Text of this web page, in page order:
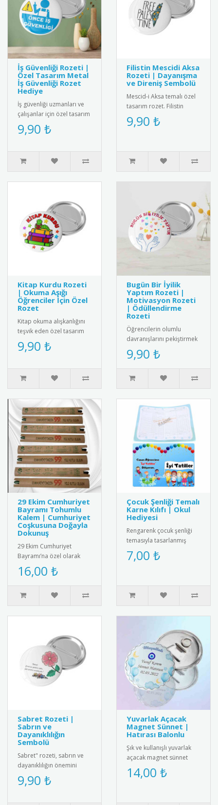
İş Güvenliği Rozeti |
Özel Tasarım Metal
İş Güvenliği Rozet
Hediye
İş güvenliği uzmanları ve
çalışanlar için özel tasarım
metal iş güvenliği rozeti.
Yüksek kaliteli me..
9,90 ₺
Filistin Mescidi Aksa
Rozeti | Dayanışma
ve Direniş Sembolü
Mescid-i Aksa temalı özel
tasarım rozet. Filistin
dayanışmasını simgeleyen
şık ve anlamlı bir aksesu..
9,90 ₺
Kitap Kurdu Rozeti
| Okuma Aşığı
Öğrenciler İçin Özel
Rozet
Kitap okuma alışkanlığını
teşvik eden özel tasarım
rozet. Okuma sevgisini
yansıtan şık ve anlamlı bi..
9,90 ₺
Bugün Bir İyilik
Yaptım Rozeti |
Motivasyon Rozeti
| Ödüllendirme
Rozeti
Öğrencilerin olumlu
davranışlarını pekiştirmek
için tasarlanmış "Bugün Bir
İyilik Yaptım" yazılı öze..
9,90 ₺
29 Ekim Cumhuriyet
Bayramı Tohumlu
Kalem | Cumhuriyet
Coşkusuna Doğayla
Dokunuş
29 Ekim Cumhuriyet
Bayramı’na özel olarak
tasarlanmış tohumlu
kalem. Kalemin arka
kısmında yer alan ..
16,00 ₺
Çocuk Şenliği Temalı
Karne Kılıfı | Okul
Hediyesi
Rengarenk çocuk şenliği
temasıyla tasarlanmış
karne kılıfı. Dayanıklı ve
kaliteli malzemeden
7,00 ₺
Sabret Rozeti |
Sabrın ve
Dayanıklılığın
Sembolü
Sabret" rozeti, sabrın ve
dayanıklılığın önemini
vurgulayan şık bir tasarım.
Hem kendiniz hem de sev..
9,90 ₺
Yuvarlak Açacak
Magnet Sünnet |
Hatırası Balonlu
Şık ve kullanışlı yuvarlak
açacak magnet sünnet
hediyesi. Yüksek kaliteli
mıknatıs ve paslanmaz
14,00 ₺